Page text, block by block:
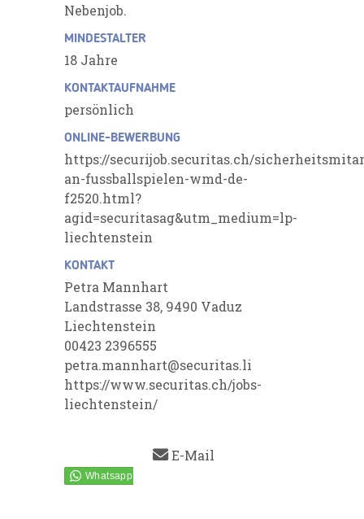
Nebenjob.
MINDESTALTER
18 Jahre
KONTAKTAUFNAHME
persönlich
ONLINE-BEWERBUNG
https://securijob.securitas.ch/
an-fussballspielen-wmd-de-
f2520.html?
agid=securitasag&utm_medium=lp-
liechtenstein
KONTAKT
Petra Mannhart
Landstrasse 38, 9490 Vaduz
Liechtenstein
00423 2396555
petra.mannhart@securitas.li
https://www.securitas.ch/jobs-
liechtenstein/
E-Mail